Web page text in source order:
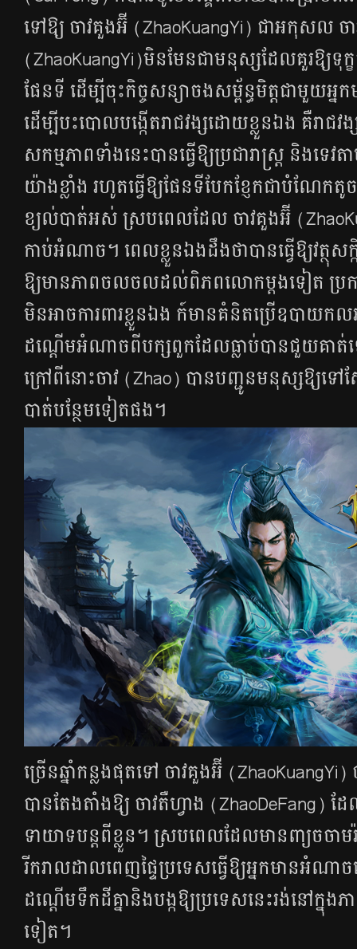
ទៅ​ឱ្យ​ ចាវគួងអ៊ី (ZhaoKuangYi) ជា​អកុសល​ ច
(ZhaoKuangYi)មិន​មែន​ជា​មនុស្ស​ដែល​គួរ​ឱ្យ​ទុក្
ផែន​ទី​ ដើម្បី​ចុះ​កិច្ចសន្យា​ចង​សម្ព័ន្ធមិត្ត​ជាមួយ​អ្
ដើម្បី​បះ​បោល​បង្កើត​រាជ​វង្ស​ដោយ​ខ្លួន​ឯង គឺ​រាជ​
សកម្មភាព​ទាំង​នេះ​បាន​ធ្វើ​ឱ្យ​ប្រជារាស្រ្ត​ និង​ទេវ
យ៉ាង​ខ្លាំង​ រហូត​ធ្វើ​ឱ្យ​ផែន​ទី​បែក​ខ្ញែក​ជា​បំណែ
ខ្យល់​បាត់​អស់​ ស្រប​ពេល​ដែល​ ចាវគួងអ៊ី
កាប់​អំណាច។ ពេល​ខ្លួន​ឯង​ដឹង​ថា​បាន​ធ្វើ​ឱ្យ​វត្ថុស
ឱ្យ​មាន​ភាព​ចលចល​ដល់​ពិភពលោក​ម្ដង​ទៀត​ ប្រការ​
មិន​អាច​ការពារ​ខ្លួន​​ឯង ក៍​មាន​គំនិត​ប្រើ​ឧបាយ
ដណ្ដើម​អំណាច​ពី​បក្ស​ពួក​ដែល​ធ្លាប់​បាន​ជួយ​គា
ក្រៅពី​នោះ​ចាវ (Zhao) បាន​បញ្ជូន​មនុស្ស​ឱ្យ​ទៅ​
បាត់​បន្ថែម​ទៀត​ផង។
ច្រើន​ឆ្នាំ​កន្លង​ផុត​ទៅ​ ចាវគួងអ៊ី
បាន​តែង​តាំង​ឱ្យ​ ចាវតឺហ្វាង (ZhaoDeFang) ដ
ទាយាទ​បន្ដ​ពី​ខ្លួន។​ ស្រប​ពេល​ដែល​មាន​ពា្យ​ចច
រីករាល​ដាល​ពេញ​ផ្ទៃ​ប្រទេស​ធ្វើ​ឱ្យ​អ្នក​មាន​អំណាច​
ដណ្ដើម​ទឹក​ដី​គ្នា​និង​បង្ក​ឱ្យ​ប្រទេស​នេះ​រង់​នៅ​ក្នុង​
ទៀត។​